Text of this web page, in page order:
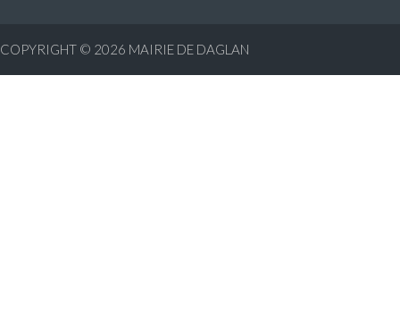
COPYRIGHT © 2026 MAIRIE DE DAGLAN